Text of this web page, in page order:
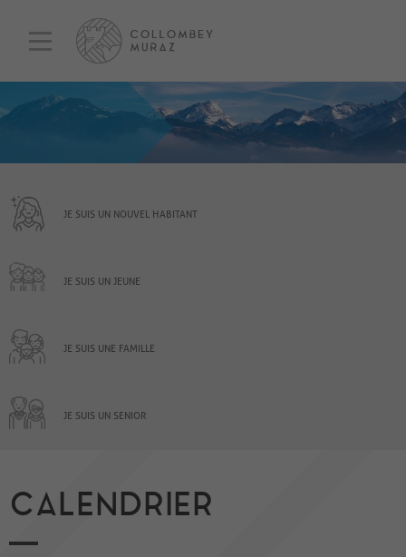
JE SUIS UN NOUVEL HABITANT
JE SUIS UN JEUNE
JE SUIS UNE FAMILLE
JE SUIS UN SENIOR
CALENDRIER